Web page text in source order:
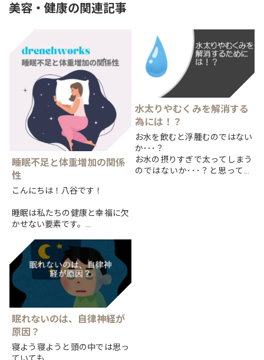
美容・健康の関連記事
睡眠不足と体重増加の関係
性
こんにちは！八谷です！
睡眠は私たちの健康と幸福に欠
かせない要素です。
トレスの多い状況によって、多
くの人々が十分な睡眠をとるこ
とができていないのが現状で
す。
睡眠不足...
水太りやむくみを解消する
為には！？
お水を飲むと浮腫むのではない
か･･･？
お水の摂りすぎで太ってしまう
のではないか･･･？と思ってい
眠れないのは、自律神経が
原因？
寝よう寝ようと頭の中では思っ